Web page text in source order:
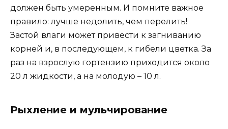
должен быть умеренным. И помните важное
правило: лучше недолить, чем перелить!
Застой влаги может привести к загниванию
корней и, в последующем, к гибели цветка. За
раз на взрослую гортензию приходится около
20 л жидкости, а на молодую – 10 л.
Рыхление и мульчирование